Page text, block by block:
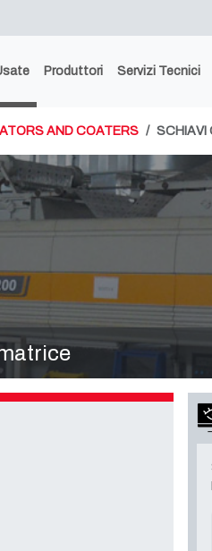
Produttori Servizi Tecnici
AND COATERS SCHIAVI